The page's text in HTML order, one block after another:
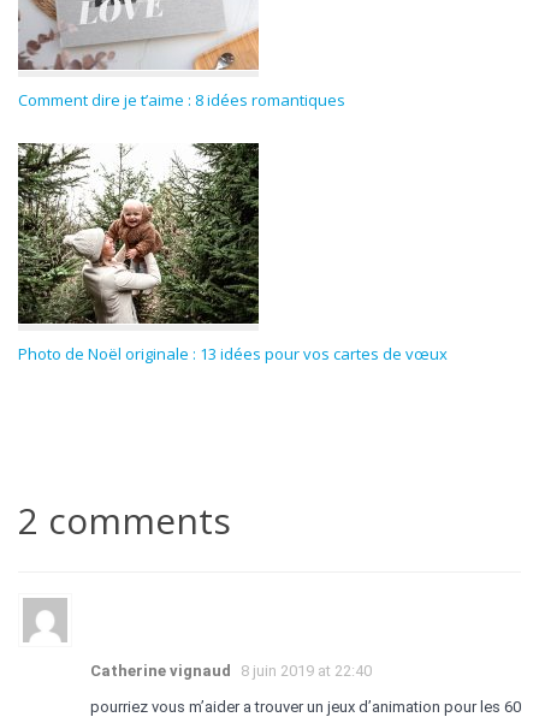
Comment dire je t’aime : 8 idées romantiques
Photo de Noël originale : 13 idées pour vos cartes de vœux
2 comments
Catherine vignaud
8 juin 2019 at 22:40
pourriez vous m’aider a trouver un jeux d’animation pour les 60